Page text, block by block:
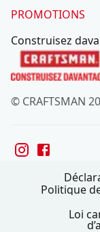
PROMOTIONS
Construisez
© CRAFTSMAN
Politique
Loi